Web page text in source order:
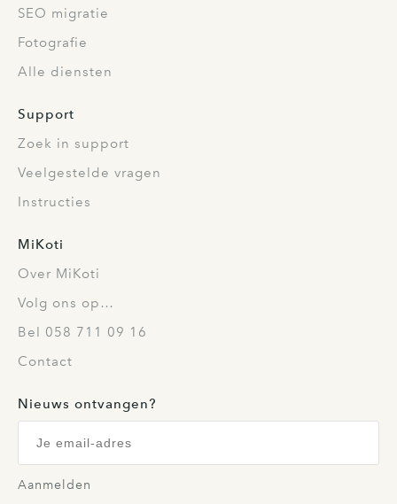
SEO migratie
Fotografie
Alle diensten
Support
Zoek in support
Veelgestelde vragen
Instructies
MiKoti
Over MiKoti
Volg ons op…
Bel 058 711 09 16
Contact
Nieuws ontvangen?
Aanmelden